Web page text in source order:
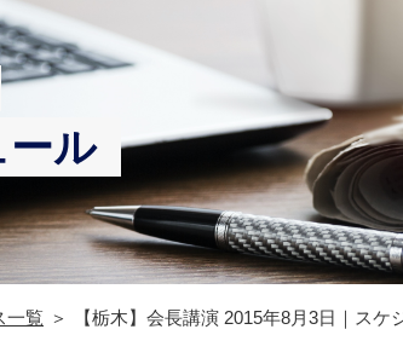
ール
一覧 【栃木】会長講演 2015年8月3日｜ス